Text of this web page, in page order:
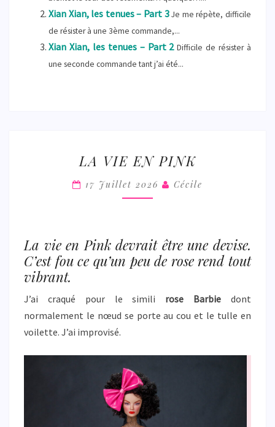
Xian Xian, les tenues – Part 3 Je me répète, difficile
de résister à une 3ème commande,...
Xian Xian, les tenues – Part 2 Difficile de résister à
une seconde commande tant j’ai été...
VIE
EN
PINK
LA VIE EN PINK
17 Juillet 2026 Cécile
La vie en Pink devrait être une devise.
C’est fou ce qu’un peu de rose rend tout
vibrant.
J’ai craqué pour le simili rose Barbie dont
normalement le nœud se porte au cou et le tulle en
voilette. J’ai improvisé.